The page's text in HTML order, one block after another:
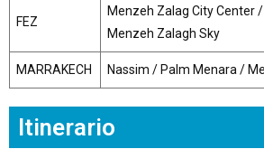
FEZ
Menzeh Zalag City Center
Menzeh Zalagh Sky
MARRAKECH Nassim / Palm Menara /
Itinerario